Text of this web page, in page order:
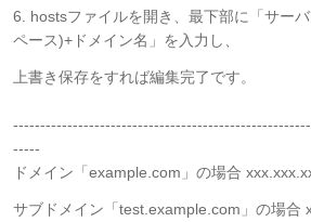
6. hostsファイルを開き、最下部に「サー
ペース)+ドメイン名」を入力し、
上書き保存をすれば編集完了です。
-----
ドメイン「example.com」の場合
サブドメイン「test.example.com」の場合